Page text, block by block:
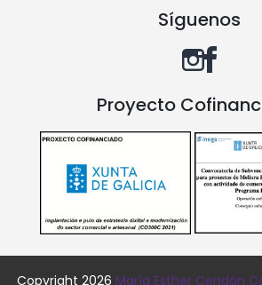
Síguenos
Proyecto
Copyright 2026 María Esther Cendón